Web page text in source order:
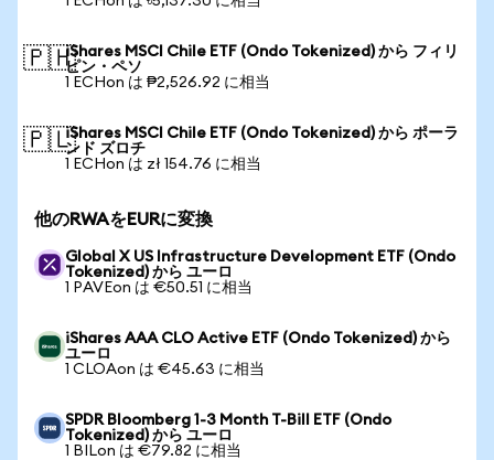
🇵🇭iShares MSCI Chile ETF (Ondo Tokenized) から フィリ
ピン・ペソ
1 ECHon は ₱2,526.92 に相当
🇵🇱iShares MSCI Chile ETF (Ondo Tokenized) から ポーラ
ンド ズロチ
1 ECHon は zł 154.76 に相当
他のRWAをEURに変換
Global X US Infrastructure Development ETF (Ondo
Tokenized) から ユーロ
1 PAVEon は €50.51 に相当
iShares AAA CLO Active ETF (Ondo Tokenized) から
ユーロ
1 CLOAon は €45.63 に相当
SPDR Bloomberg 1-3 Month T-Bill ETF (Ondo
Tokenized) から ユーロ
1 BILon は €79.82 に相当